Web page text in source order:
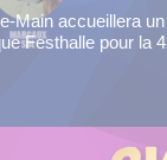
Main accueillera
Festhalle pour la